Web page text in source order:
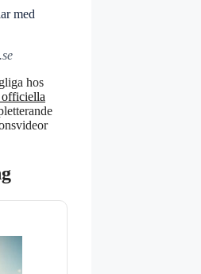
med
hos
officiella